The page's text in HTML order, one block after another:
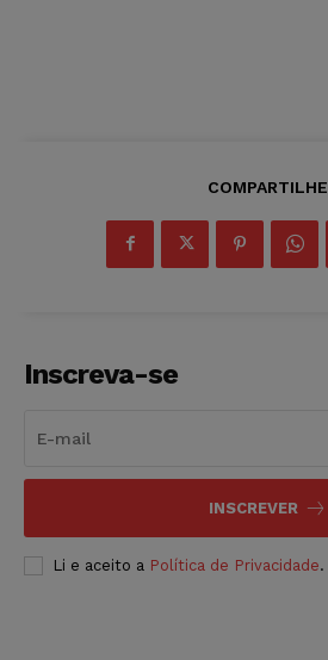
COMPARTILHE
Inscreva-se
INSCREVER
Li e aceito a Política de Privacidade.